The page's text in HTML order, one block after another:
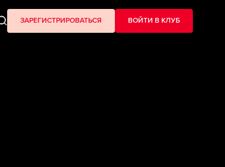
ЗАРЕГИСТРИРОВАТЬСЯ ВОЙТИ В КЛУБ